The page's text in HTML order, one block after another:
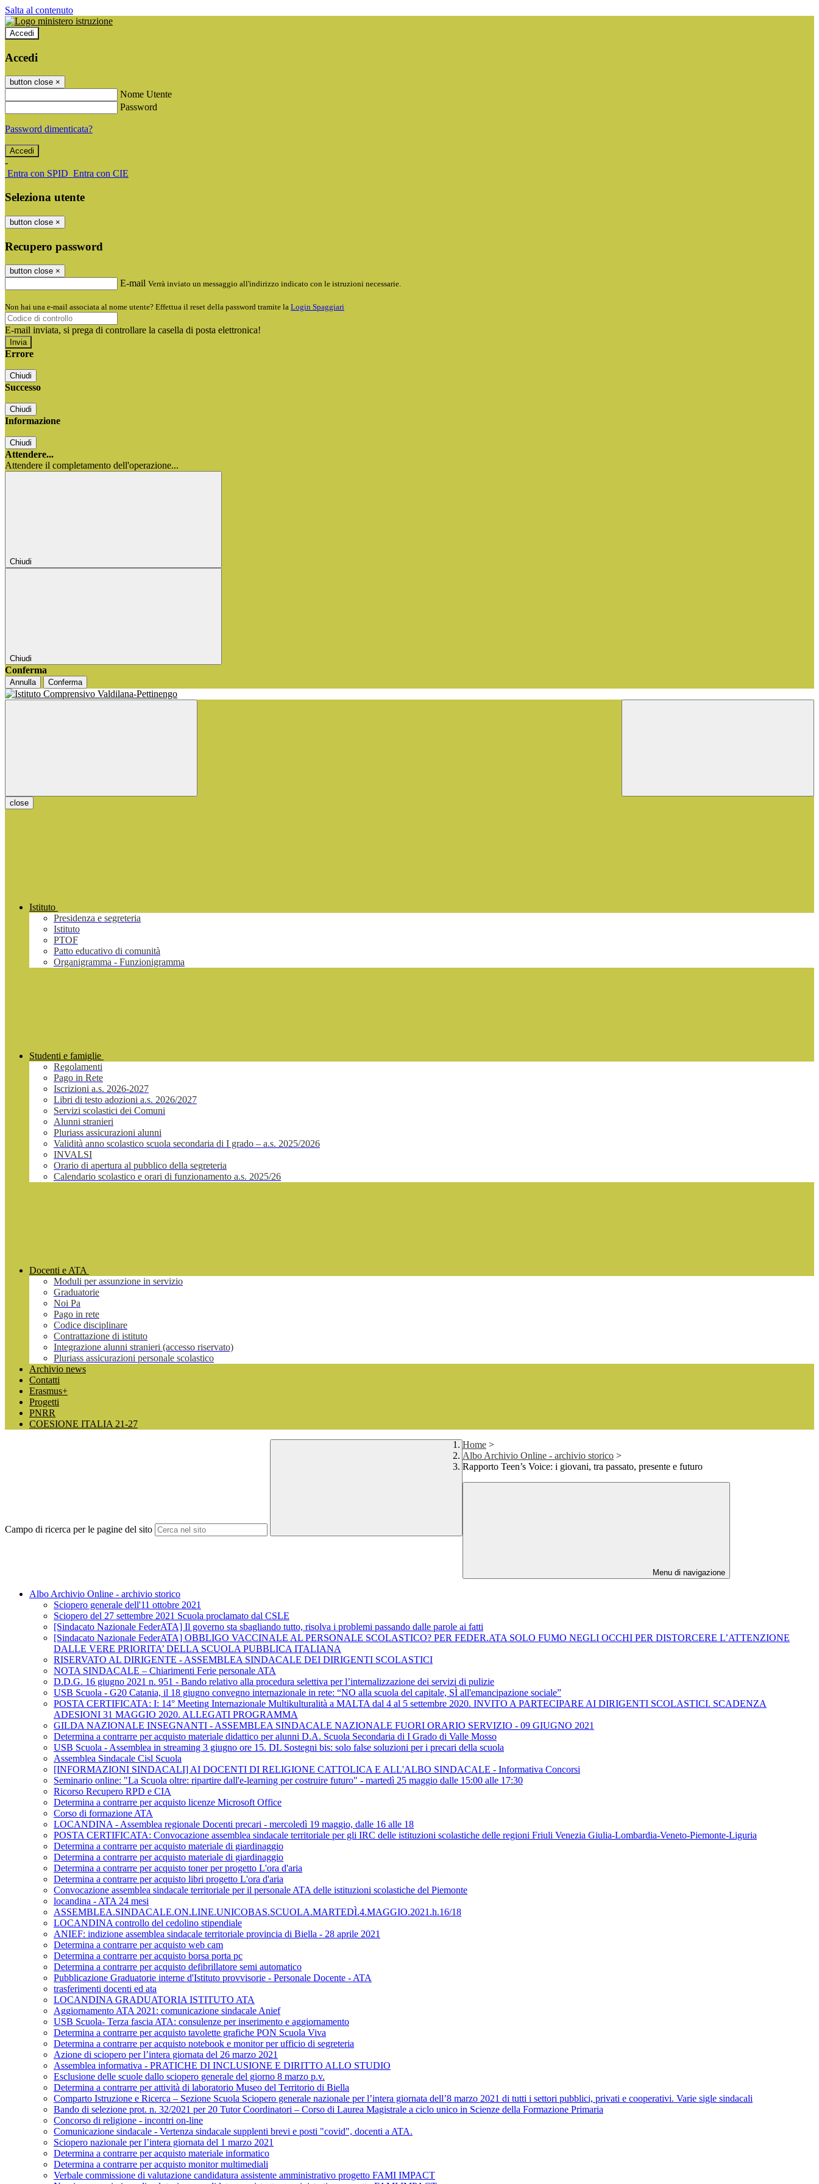
Salta al contenuto
Accedi
Accedi
button close ×
Nome Utente
Password
Password dimenticata?
-
Entra con SPID Entra con CIE
Seleziona utente
button close ×
Recupero password
button close ×
E-mail Verrà inviato un messaggio all'indirizzo indicato con le istruzioni necessarie.
Non hai una e-mail associata al nome utente? Effettua il reset della password tramite la Login Spaggiari
E-mail inviata, si prega di controllare la casella di posta elettronica!
Errore
Chiudi
Successo
Chiudi
Informazione
Chiudi
Attendere...
Attendere il completamento dell'operazione...
Chiudi
Chiudi
Conferma
Annulla Conferma
close
Istituto
Presidenza e segreteria
Istituto
PTOF
Patto educativo di comunità
Organigramma - Funzionigramma
Studenti e famiglie
Regolamenti
Pago in Rete
Iscrizioni a.s. 2026-2027
Libri di testo adozioni a.s. 2026/2027
Servizi scolastici dei Comuni
Alunni stranieri
Pluriass assicurazioni alunni
Validità anno scolastico scuola secondaria di I grado – a.s. 2025/2026
INVALSI
Orario di apertura al pubblico della segreteria
Calendario scolastico e orari di funzionamento a.s. 2025/26
Docenti e ATA
Moduli per assunzione in servizio
Graduatorie
Noi Pa
Pago in rete
Codice disciplinare
Contrattazione di istituto
Integrazione alunni stranieri (accesso riservato)
Pluriass assicurazioni personale scolastico
Archivio news
Contatti
Erasmus+
Progetti
PNRR
COESIONE ITALIA 21-27
Campo di ricerca per le pagine del sito
Home >
Albo Archivio Online - archivio storico >
Rapporto Teen’s Voice: i giovani, tra passato, presente e futuro
Menu di navigazione
Albo Archivio Online - archivio storico
Sciopero generale dell'11 ottobre 2021
Sciopero del 27 settembre 2021 Scuola proclamato dal CSLE
[Sindacato Nazionale FederATA] Il governo sta sbagliando tutto, risolva i problemi passando dalle parole ai fatti
[Sindacato Nazionale FederATA] OBBLIGO VACCINALE AL PERSONALE SCOLASTICO? PER FEDER.ATA SOLO FUMO NEGLI OCCHI PER DISTORCERE L’ATTENZIONE
DALLE VERE PRIORITA’ DELLA SCUOLA PUBBLICA ITALIANA
RISERVATO AL DIRIGENTE - ASSEMBLEA SINDACALE DEI DIRIGENTI SCOLASTICI
NOTA SINDACALE – Chiarimenti Ferie personale ATA
D.D.G. 16 giugno 2021 n. 951 - Bando relativo alla procedura selettiva per l’internalizzazione dei servizi di pulizie
USB Scuola - G20 Catania, il 18 giugno convegno internazionale in rete: “NO alla scuola del capitale, SÌ all'emancipazione sociale”
POSTA CERTIFICATA: I: 14° Meeting Internazionale Multikulturalità a MALTA dal 4 al 5 settembre 2020. INVITO A PARTECIPARE AI DIRIGENTI SCOLASTICI. SCADENZA
ADESIONI 31 MAGGIO 2020. ALLEGATI PROGRAMMA
GILDA NAZIONALE INSEGNANTI - ASSEMBLEA SINDACALE NAZIONALE FUORI ORARIO SERVIZIO - 09 GIUGNO 2021
Determina a contrarre per acquisto materiale didattico per alunni D.A. Scuola Secondaria di I Grado di Valle Mosso
USB Scuola - Assemblea in streaming 3 giugno ore 15. DL Sostegni bis: solo false soluzioni per i precari della scuola
Assemblea Sindacale Cisl Scuola
[INFORMAZIONI SINDACALI] AI DOCENTI DI RELIGIONE CATTOLICA E ALL'ALBO SINDACALE - Informativa Concorsi
Seminario online: "La Scuola oltre: ripartire dall'e-learning per costruire futuro" - martedì 25 maggio dalle 15:00 alle 17:30
Ricorso Recupero RPD e CIA
Determina a contrarre per acquisto licenze Microsoft Office
Corso di formazione ATA
LOCANDINA - Assemblea regionale Docenti precari - mercoledì 19 maggio, dalle 16 alle 18
POSTA CERTIFICATA: Convocazione assemblea sindacale territoriale per gli IRC delle istituzioni scolastiche delle regioni Friuli Venezia Giulia-Lombardia-Veneto-Piemonte-Liguria
Determina a contrarre per acquisto materiale di giardinaggio
Determina a contrarre per acquisto materiale di giardinaggio
Determina a contrarre per acquisto toner per progetto L'ora d'aria
Determina a contrarre per acquisto libri progetto L'ora d'aria
Convocazione assemblea sindacale territoriale per il personale ATA delle istituzioni scolastiche del Piemonte
locandina - ATA 24 mesi
ASSEMBLEA.SINDACALE.ON.LINE.UNICOBAS.SCUOLA.MARTEDÌ.4.MAGGIO.2021.h.16/18
LOCANDINA controllo del cedolino stipendiale
ANIEF: indizione assemblea sindacale territoriale provincia di Biella - 28 aprile 2021
Determina a contrarre per acquisto web cam
Determina a contrarre per acquisto borsa porta pc
Determina a contrarre per acquisto defibrillatore semi automatico
Pubblicazione Graduatorie interne d'Istituto provvisorie - Personale Docente - ATA
trasferimenti docenti ed ata
LOCANDINA GRADUATORIA ISTITUTO ATA
Aggiornamento ATA 2021: comunicazione sindacale Anief
USB Scuola- Terza fascia ATA: consulenze per inserimento e aggiornamento
Determina a contrarre per acquisto tavolette grafiche PON Scuola Viva
Determina a contrarre per acquisto notebook e monitor per ufficio di segreteria
Azione di sciopero per l’intera giornata del 26 marzo 2021
Assemblea informativa - PRATICHE DI INCLUSIONE E DIRITTO ALLO STUDIO
Esclusione delle scuole dallo sciopero generale del giorno 8 marzo p.v.
Determina a contrarre per attività di laboratorio Museo del Territorio di Biella
Comparto Istruzione e Ricerca – Sezione Scuola Sciopero generale nazionale per l’intera giornata dell’8 marzo 2021 di tutti i settori pubblici, privati e cooperativi. Varie sigle sindacali
Bando di selezione prot. n. 32/2021 per 20 Tutor Coordinatori – Corso di Laurea Magistrale a ciclo unico in Scienze della Formazione Primaria
Concorso di religione - incontri on-line
Comunicazione sindacale - Vertenza sindacale supplenti brevi e posti "covid", docenti a ATA.
Sciopero nazionale per l’intera giornata del 1 marzo 2021
Determina a contrarre per acquisto materiale informatico
Determina a contrarre per acquisto monitor multimediali
Verbale commissione di valutazione candidatura assistente amministrativo progetto FAMI IMPACT